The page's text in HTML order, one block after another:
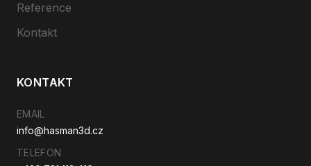
Reference
Kontakt
KONTAKT
EMAIL
info@hasman3d.cz
TELEFON